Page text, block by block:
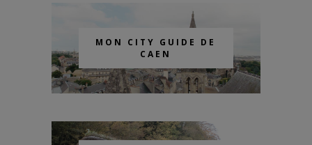
MON CITY GUIDE DE
CAEN